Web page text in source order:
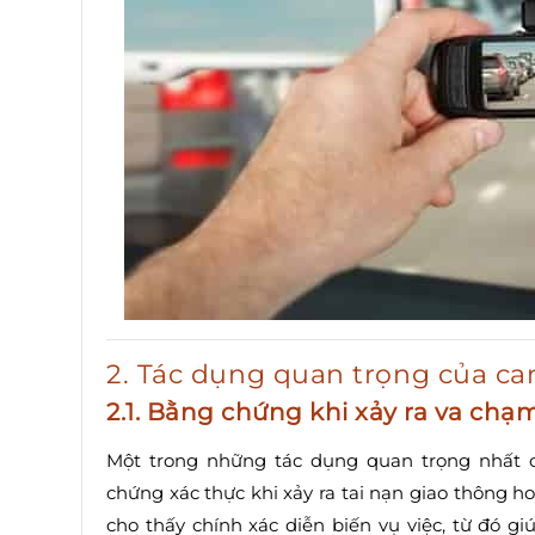
2. Tác dụng quan trọng của
2.1. Bằng chứng khi xảy ra va
Một trong những tác dụng quan trọng nhất
chứng xác thực khi xảy ra tai nạn giao thông
cho thấy chính xác diễn biến vụ việc, từ đó